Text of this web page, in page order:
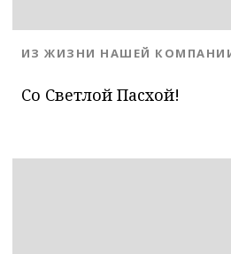
Со Светлой Пасхой!
BLOG.CATEGORY
ИЗ ЖИЗНИ НАШЕЙ